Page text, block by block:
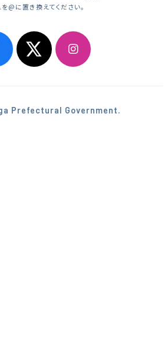
@に置き換えてください。
Prefectural Government.